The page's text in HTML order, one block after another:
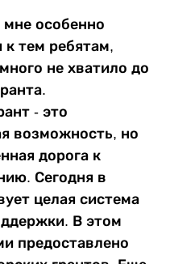
мне особенно
к тем ребятам,
не хватило до
- это
возможность, но
дорога к
Сегодня в
целая система
В этом
предоставлено